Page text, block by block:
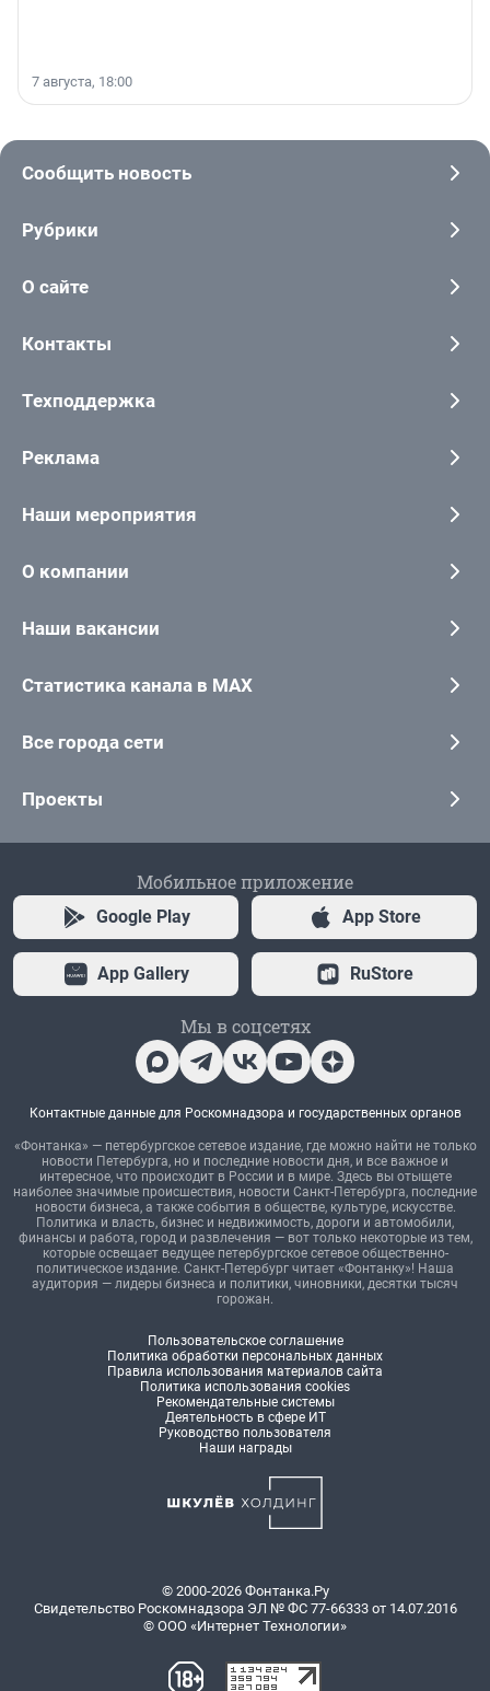
7 августа, 18:00
Сообщить новость
Рубрики
О сайте
Контакты
Техподдержка
Реклама
Наши мероприятия
О компании
Наши вакансии
Статистика канала в MAX
Все города сети
Проекты
Мобильное приложение
Google Play App Store
App Gallery RuStore
Мы в соцсетях
Контактные данные для Роскомнадзора и государственных органов
«Фонтанка» — петербургское сетевое издание, где можно найти не только
новости Петербурга, но и последние новости дня, и все важное и
интересное, что происходит в России и в мире. Здесь вы отыщете
наиболее значимые происшествия, новости Санкт-Петербурга, последние
новости бизнеса, а также события в обществе, культуре, искусстве.
Политика и власть, бизнес и недвижимость, дороги и автомобили,
финансы и работа, город и развлечения — вот только некоторые из тем,
которые освещает ведущее петербургское сетевое общественно-
политическое издание. Санкт-Петербург читает «Фонтанку»! Наша
аудитория — лидеры бизнеса и политики, чиновники, десятки тысяч
горожан.
Пользовательское соглашение
Политика обработки персональных данных
Правила использования материалов сайта
Политика использования cookies
Рекомендательные системы
Деятельность в сфере ИТ
Руководство пользователя
Наши награды
© 2000-2026 Фонтанка.Ру
Свидетельство Роскомнадзора ЭЛ № ФС 77-66333 от 14.07.2016
© ООО «Интернет Технологии»